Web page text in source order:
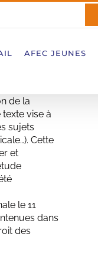
AFEC JEUNES
de la
vise à
sujets
Cette
et
le 11
dans
des